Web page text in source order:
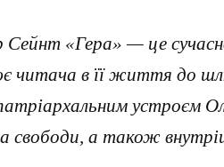
«Гера» — це сучасне
читача в її життя до
устроєм
свободи, а також